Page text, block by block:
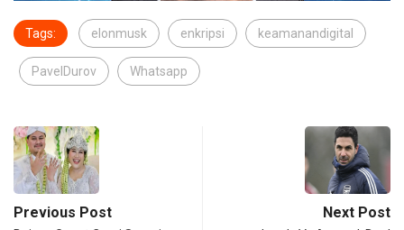
Tags: elonmusk enkripsi keamanandigital
PavelDurov Whatsapp
Previous Post Next Post